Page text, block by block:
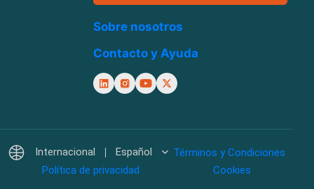
Sobre nosotros
Contacto y Ayuda
Internacional Español
Términos y Condiciones
Política de privacidad
Cookies